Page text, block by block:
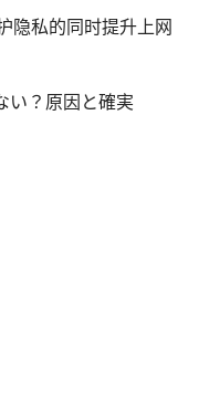
隐私的同时提升上网
い？原因と確実